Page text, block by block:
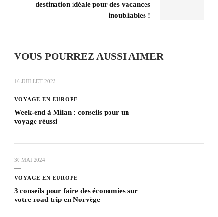
destination idéale pour des vacances
inoubliables !
VOUS POURREZ AUSSI AIMER
16 JUILLET 2023
VOYAGE EN EUROPE
Week-end à Milan : conseils pour un
voyage réussi
30 MAI 2024
VOYAGE EN EUROPE
3 conseils pour faire des économies sur
votre road trip en Norvège